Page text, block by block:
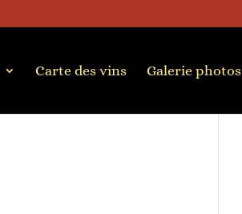
Carte des vins Galerie photos